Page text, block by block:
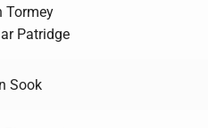
Tormey
Patridge
Sook